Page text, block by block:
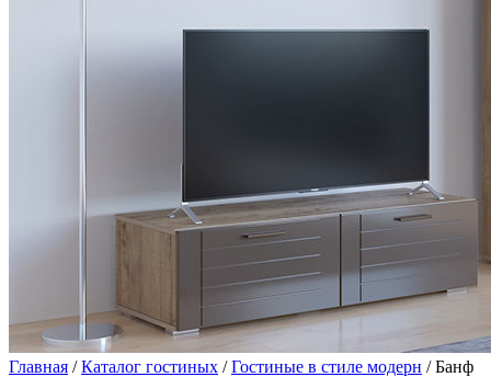
Главная /Каталог гостиных /Гостиные в стиле модерн / Банф